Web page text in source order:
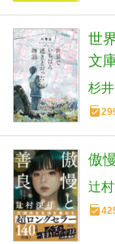
世
文
杉
傲
辻